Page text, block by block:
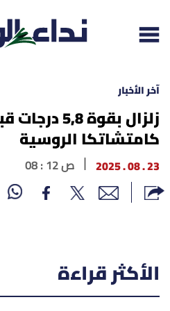
إقرأ الجريدة
لبنان
الغلاف
محليات
آخر الأخبار
زلزال بقوة
كامتشاتكا الروسية
23 . 08 . 2025 08 : 12 ص
الأكثر قراءة